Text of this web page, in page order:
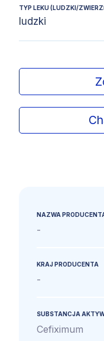
TYP LEKU (LUDZKI/
ludzki
NAZWA
-
KRAJ PRODUCENTA
-
SUBSTANCJA
Cefiximum